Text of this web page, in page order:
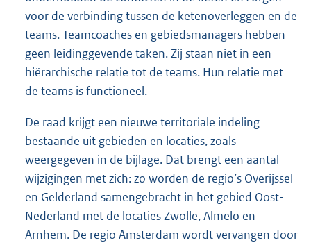
voor de verbinding tussen de ketenoverleggen en de
teams. Teamcoaches en gebiedsmanagers hebben
geen leidinggevende taken. Zij staan niet in een
hiërarchische relatie tot de teams. Hun relatie met
de teams is functioneel.
De raad krijgt een nieuwe territoriale indeling
bestaande uit gebieden en locaties, zoals
weergegeven in de bijlage. Dat brengt een aantal
wijzigingen met zich: zo worden de regio’s Overijssel
en Gelderland samengebracht in het gebied Oost-
Nederland met de locaties Zwolle, Almelo en
Arnhem. De regio Amsterdam wordt vervangen door